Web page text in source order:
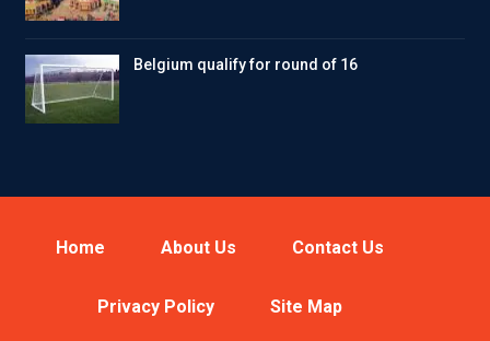
Belgium qualify for round of 16
Home About Us Contact Us
Privacy Policy Site Map